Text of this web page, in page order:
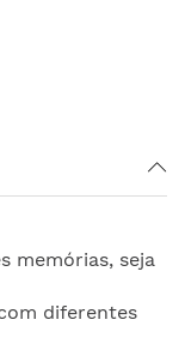
memórias, seja
diferentes